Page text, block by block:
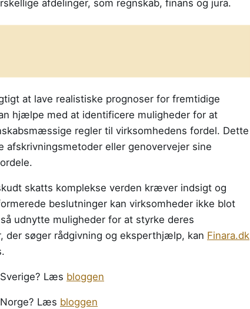
afdelinger, som regnskab, finans og jura.
at lave realistiske prognoser for fremtidige
hjælpe med at identificere muligheder for at
regler til virksomhedens fordel. Dette
afskrivningsmetoder eller genovervejer sine
skatts komplekse verden kræver indsigt og
beslutninger kan virksomheder ikke blot
udnytte muligheder for at styrke deres
der søger rådgivning og eksperthjælp, kan Finara.dk
Læs bloggen
Læs bloggen